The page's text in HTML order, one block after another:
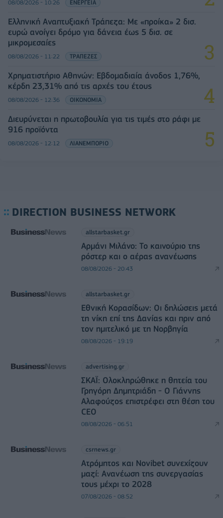
08/08/2026 - 10:26 ΕΝΕΡΓΕΙΑ
Ελληνική Αναπτυξιακή Τράπεζα: Με «προίκα» 2 δισ.
ευρώ ανοίγει δρόμο για δάνεια έως 5 δισ. σε
μικρομεσαίες
08/08/2026 - 11:22 ΤΡΑΠΕΖΕΣ
Χρηματιστήριο Αθηνών: Εβδομαδιαία άνοδος 1,76%,
κέρδη 23,31% από τις αρχές του έτους
08/08/2026 - 12:36 ΟΙΚΟΝΟΜΙΑ
Διευρύνεται η πρωτοβουλία για τις τιμές στο ράφι με
916 προϊόντα
08/08/2026 - 12:12 ΛΙΑΝΕΜΠΟΡΙΟ
DIRECTION BUSINESS NETWORK
allstarbasket.gr
Αρμάνι Μιλάνο: Το καινούριο της
ρόστερ και ο αέρας ανανέωσης
08/08/2026 - 20:43
allstarbasket.gr
Εθνική Κορασίδων: Οι δηλώσεις μετά
τη νίκη επί της Δανίας και πριν από
τον ημιτελικό με τη Νορβηγία
08/08/2026 - 19:19
advertising.gr
ΣΚΑΪ: Ολοκληρώθηκε η θητεία του
Γρηγόρη Δημητριάδη - Ο Γιάννης
Αλαφούζος επιστρέφει στη θέση του
CEO
08/08/2026 - 06:51
csrnews.gr
Ατρόμητος και Novibet συνεχίζουν
μαζί: Ανανέωση της συνεργασίας
τους μέχρι το 2028
07/08/2026 - 08:52